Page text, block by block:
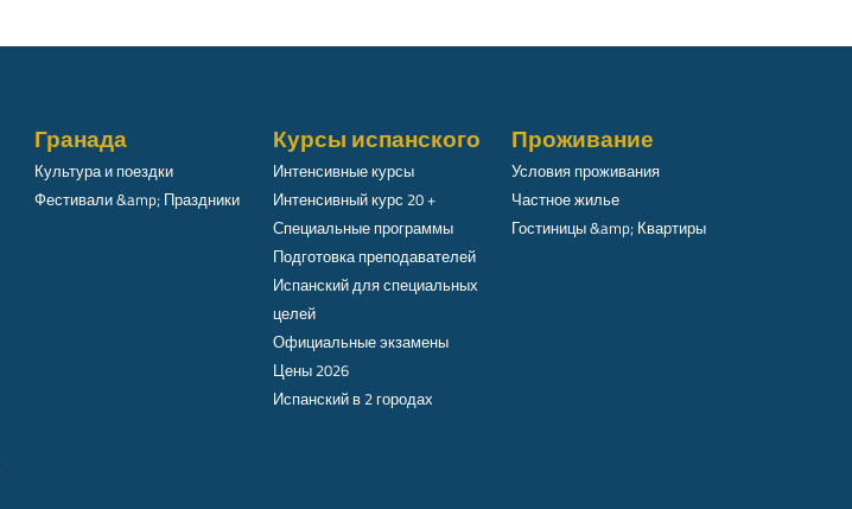
Гранада
Культура и поездки
Фестивали &amp; Праздники
Курсы испанского
Интенсивные курсы
Интенсивный курс 20 +
Специальные программы
Подготовка преподавателей
Испанский для специальных
целей
Официальные экзамены
Цены 2026
Испанский в 2 городах
Проживание
Условия проживания
Частное жилье
Гостиницы &amp; Квартиры